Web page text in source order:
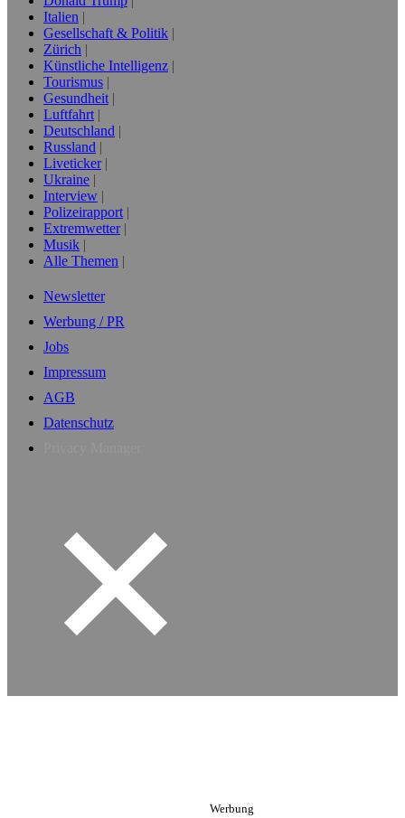
Italien
Gesellschaft & Politik
Zürich
Künstliche Intelligenz
Tourismus
Gesundheit
Luftfahrt
Deutschland
Russland
Liveticker
Ukraine
Interview
Polizeirapport
Extremwetter
Musik
Alle Themen
Newsletter
Werbung / PR
Jobs
Impressum
AGB
Datenschutz